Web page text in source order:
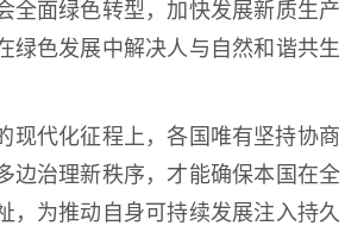
全面绿色转型，加快发展新质生产
绿色发展中解决人与自然和谐共生
代化征程上，各国唯有坚持协商
边治理新秩序，才能确保本国在全
，为推动自身可持续发展注入持久